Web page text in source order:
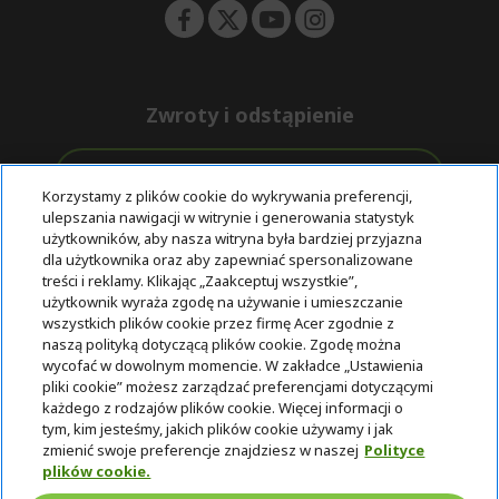
Zwroty i odstąpienie
Darmowa
ekspresowa
dostawa
Wsparcie
przed i po
zakupie
Bezpieczne
płatności
© 2025 Acer Inc.
Firma CPYou BV jest autoryzowanym sprzedawcą produktów i
usług oferowanych w tym sklepie.
Korzystamy z plików cookie do wykrywania preferencji,
ulepszania nawigacji w witrynie i generowania statystyk
użytkowników, aby nasza witryna była bardziej przyjazna
dla użytkownika oraz aby zapewniać spersonalizowane
treści i reklamy. Klikając „Zaakceptuj wszystkie”,
użytkownik wyraża zgodę na używanie i umieszczanie
wszystkich plików cookie przez firmę Acer zgodnie z
naszą polityką dotyczącą plików cookie. Zgodę można
wycofać w dowolnym momencie. W zakładce „Ustawienia
pliki cookie” możesz zarządzać preferencjami dotyczącymi
każdego z rodzajów plików cookie. Więcej informacji o
tym, kim jesteśmy, jakich plików cookie używamy i jak
zmienić swoje preferencje znajdziesz w naszej Polityce
plików cookie.